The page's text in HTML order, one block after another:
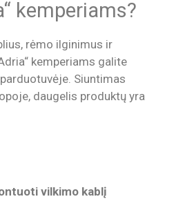
kemperiams?
rėmo ilginimus ir
kemperiams galite
Siuntimas
daugelis produktų yra
vilkimo kablį